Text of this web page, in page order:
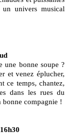
univers musical
une bonne soupe ?
et venez éplucher,
ce temps, chantez,
dans les rues du
bonne compagnie !